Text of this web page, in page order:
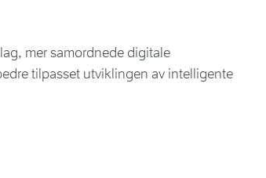
mer samordnede digitale
tilpasset utviklingen av intelligente